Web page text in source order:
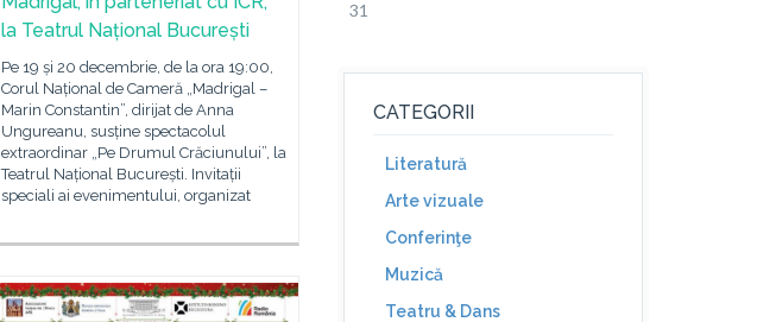
la Teatrul Național București
Pe 19 și 20 decembrie, de la ora 19:00,
Corul Național de Cameră „Madrigal –
Marin Constantin”, dirijat de Anna
Ungureanu, susține spectacolul
extraordinar „Pe Drumul Crăciunului”, la
Teatrul Național București. Invitații
speciali ai evenimentului, organizat
31
CATEGORII
Literatură
Arte vizuale
Conferinţe
Muzică
Teatru & Dans